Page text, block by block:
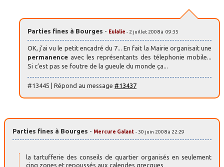
Parties fines à Bourges - Eulalie - 2 juillet 2008 à 09:35
OK, j’ai vu le petit encadré du 7... En fait la Mairie organisait une
permanence avec les représentants des télephonie mobile...
Si c’est pas se foutre de la gueule du monde ça...
#13445 | Répond au message #13437
Parties fines à Bourges - Mercure Galant - 30 juin 2008 à 22:29
la tartufferie des conseils de quartier organisés en seulement
cinq zones et repoussés aux calendes grecques